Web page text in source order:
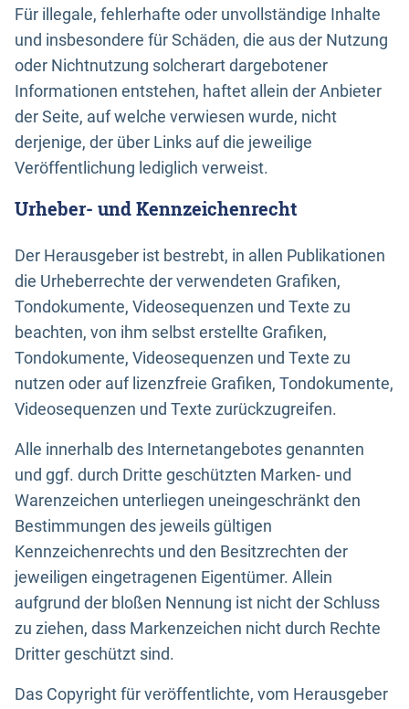
Für illegale, fehlerhafte oder unvollständige Inhalte
und insbesondere für Schäden, die aus der Nutzung
oder Nichtnutzung solcherart dargebotener
Informationen entstehen, haftet allein der Anbieter
der Seite, auf welche verwiesen wurde, nicht
derjenige, der über Links auf die jeweilige
Veröffentlichung lediglich verweist.
Urheber- und Kennzeichenrecht
Der Herausgeber ist bestrebt, in allen Publikationen
die Urheberrechte der verwendeten Grafiken,
Tondokumente, Videosequenzen und Texte zu
beachten, von ihm selbst erstellte Grafiken,
Tondokumente, Videosequenzen und Texte zu
nutzen oder auf lizenzfreie Grafiken, Tondokumente,
Videosequenzen und Texte zurückzugreifen.
Alle innerhalb des Internetangebotes genannten
und ggf. durch Dritte geschützten Marken- und
Warenzeichen unterliegen uneingeschränkt den
Bestimmungen des jeweils gültigen
Kennzeichenrechts und den Besitzrechten der
jeweiligen eingetragenen Eigentümer. Allein
aufgrund der bloßen Nennung ist nicht der Schluss
zu ziehen, dass Markenzeichen nicht durch Rechte
Dritter geschützt sind.
Das Copyright für veröffentlichte, vom Herausgeber